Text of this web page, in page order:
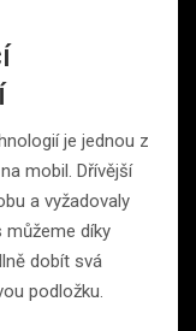
je jednou z
mobil. Dřívější
a vyžadovaly
můžeme díky
dobít svá
podložku.